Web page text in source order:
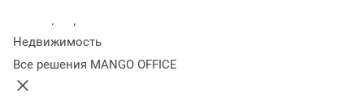
Недвижимость
Все решения MANGO OFFICE
техникой.
https://www.mvideoeldorado.ru/ru/
Cправка о
компании
Описание Результаты